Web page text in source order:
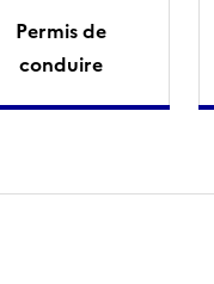
Permis de
conduire